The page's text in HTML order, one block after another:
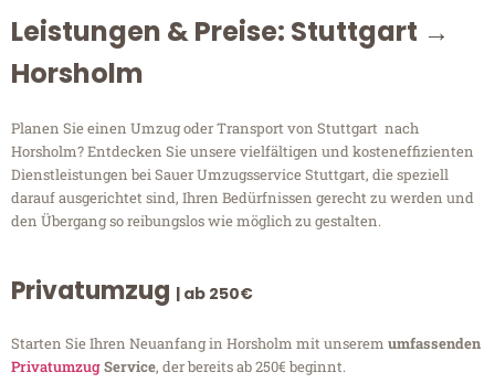
Leistungen & Preise: Stuttgart →
Horsholm
Planen Sie einen Umzug oder Transport von Stuttgart nach
Horsholm? Entdecken Sie unsere vielfältigen und kosteneffizienten
Dienstleistungen bei Sauer Umzugsservice Stuttgart, die speziell
darauf ausgerichtet sind, Ihren Bedürfnissen gerecht zu werden und
den Übergang so reibungslos wie möglich zu gestalten.
Privatumzug | ab 250€
Starten Sie Ihren Neuanfang in Horsholm mit unserem umfassenden
PrivatumzugService, der bereits ab 250€ beginnt.